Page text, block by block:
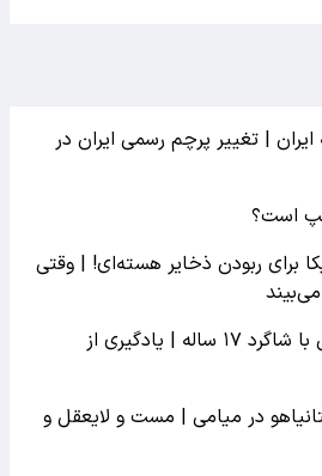
| تغییر پرچم رسمی ایران در
است؟
برای ربودن ذخایر هسته‌ای! | وقتی
رسوایی جنسی معلم زن با شاگرد ۱۷ ساله | یادگیری از
در میامی | مست و لایعقل و